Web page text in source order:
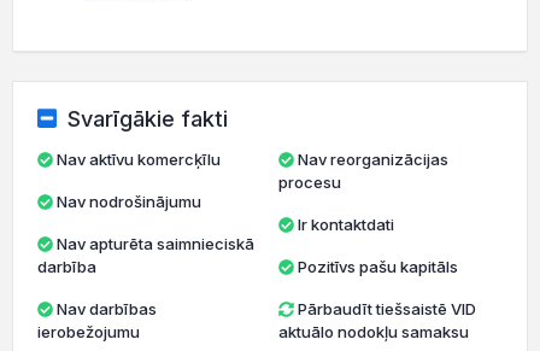
Svarīgākie fakti
Nav aktīvu komercķīlu
Nav nodrošinājumu
darbība
ierobežojumu
Nav reorganizācijas
procesu
Ir kontaktdati
Pozitīvs pašu kapitāls
Pārbaudīt tiešsaistē VID
aktuālo nodokļu samaksu